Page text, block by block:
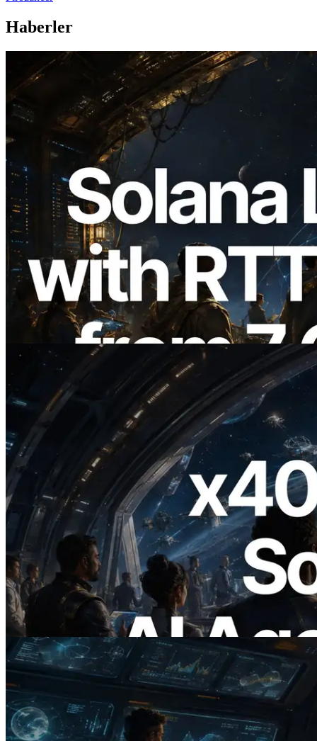
Haberler
2026.08.05
ERPC, Solana Leader Slot API'yi 7
küresel bölgeden ping ölçümüyle
genişletti — Validators Information API
de yayında
Bu makaleyi oku
2026.07.04
ERPC x402 destekli Solana RPC'yi
yayınladı — AI agent'ların ihtiyaç
duydukları API'ler için anında ödeme
yaptığı dönem
Bu makaleyi oku